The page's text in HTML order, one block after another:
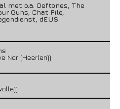
met o.a. Deftones, The
Guns, Chat Pile,
dEUS
Nor (Heerlen))